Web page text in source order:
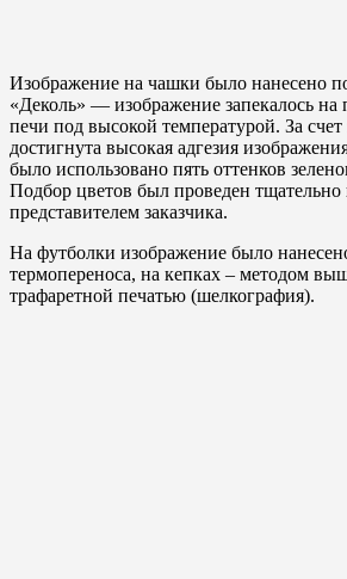
Изображение на чашки было нанесено
«Деколь» — изображение запекалось на
печи под высокой температурой. За счет
достигнута высокая адгезия
было использовано пять оттенков
Подбор цветов был проведен тщательно
представителем заказчика.
На футболки изображение было
термопереноса, на кепках – методом
трафаретной печатью (шелкография).